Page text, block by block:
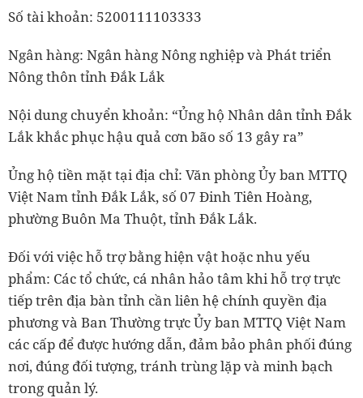
Số tài khoản: 5200111103333
Ngân hàng: Ngân hàng Nông nghiệp và Phát triển
Nông thôn tỉnh Đắk Lắk
Nội dung chuyển khoản: “Ủng hộ Nhân dân tỉnh Đắk
Lắk khắc phục hậu quả cơn bão số 13 gây ra”
Ủng hộ tiền mặt tại địa chỉ: Văn phòng Ủy ban MTTQ
Việt Nam tỉnh Đắk Lắk, số 07 Đinh Tiên Hoàng,
phường Buôn Ma Thuột, tỉnh Đắk Lắk.
Đối với việc hỗ trợ bằng hiện vật hoặc nhu yếu
phẩm: Các tổ chức, cá nhân hảo tâm khi hỗ trợ trực
tiếp trên địa bàn tỉnh cần liên hệ chính quyền địa
phương và Ban Thường trực Ủy ban MTTQ Việt Nam
các cấp để được hướng dẫn, đảm bảo phân phối đúng
nơi, đúng đối tượng, tránh trùng lặp và minh bạch
trong quản lý.